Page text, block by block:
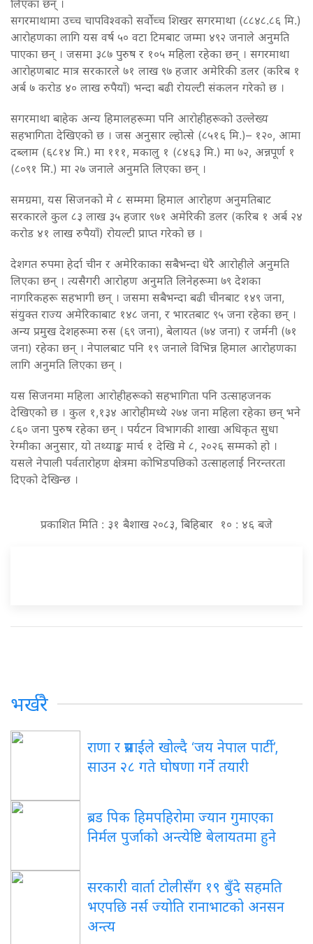
लिएका छन् ।
सगरमाथामा उच्च चापविश्वको सर्वोच्च शिखर सगरमाथा (८८४८.८६ मि.)
आरोहणका लागि यस वर्ष ५० वटा टिमबाट जम्मा ४९२ जनाले अनुमति
पाएका छन् । जसमा ३८७ पुरुष र १०५ महिला रहेका छन् । सगरमाथा
आरोहणबाट मात्र सरकारले ७१ लाख ९७ हजार अमेरिकी डलर (करिब १
अर्ब ७ करोड ४० लाख रुपैयाँ) भन्दा बढी रोयल्टी संकलन गरेको छ ।
सगरमाथा बाहेक अन्य हिमालहरूमा पनि आरोहीहरूको उल्लेख्य
सहभागिता देखिएको छ । जस अनुसार ल्होत्से (८५१६ मि.)– १२०, आमा
दब्लाम (६८१४ मि.) मा १११, मकालु १ (८४६३ मि.) मा ७२, अन्नपूर्ण १
(८०९१ मि.) मा २७ जनाले अनुमति लिएका छन् ।
समग्रमा, यस सिजनको मे ८ सम्ममा हिमाल आरोहण अनुमतिबाट
सरकारले कुल ८३ लाख ३५ हजार ९७१ अमेरिकी डलर (करिब १ अर्ब २४
करोड ४१ लाख रुपैयाँ) रोयल्टी प्राप्त गरेको छ ।
देशगत रुपमा हेर्दा चीन र अमेरिकाका सबैभन्दा धेरै आरोहीले अनुमति
लिएका छन् । त्यसैगरी आरोहण अनुमति लिनेहरूमा ७९ देशका
नागरिकहरू सहभागी छन् । जसमा सबैभन्दा बढी चीनबाट १४९ जना,
संयुक्त राज्य अमेरिकाबाट १४८ जना, र भारतबाट ९५ जना रहेका छन् ।
अन्य प्रमुख देशहरूमा रुस (६९ जना), बेलायत (७४ जना) र जर्मनी (७१
जना) रहेका छन् । नेपालबाट पनि १९ जनाले विभिन्न हिमाल आरोहणका
लागि अनुमति लिएका छन् ।
यस सिजनमा महिला आरोहीहरूको सहभागिता पनि उत्साहजनक
देखिएको छ । कुल १,१३४ आरोहीमध्ये २७४ जना महिला रहेका छन् भने
८६० जना पुरुष रहेका छन् । पर्यटन विभागकी शाखा अधिकृत सुधा
रेग्मीका अनुसार, यो तथ्याङ्क मार्च १ देखि मे ८, २०२६ सम्मको हो ।
यसले नेपाली पर्वतारोहण क्षेत्रमा कोभिडपछिको उत्साहलाई निरन्तरता
दिएको देखिन्छ ।
प्रकाशित मिति : ३१ बैशाख २०८३, बिहिबार १० : ४६ बजे
भर्खरै
राणा र प्रसाईंले खोल्दै ‘जय नेपाल पार्टी’,
साउन २८ गते घोषणा गर्ने तयारी
ब्रड पिक हिमपहिरोमा ज्यान गुमाएका
निर्मल पुर्जाको अन्त्येष्टि बेलायतमा हुने
सरकारी वार्ता टोलीसँग १९ बुँदे सहमति
भएपछि नर्स ज्योति रानाभाटको अनसन
अन्त्य